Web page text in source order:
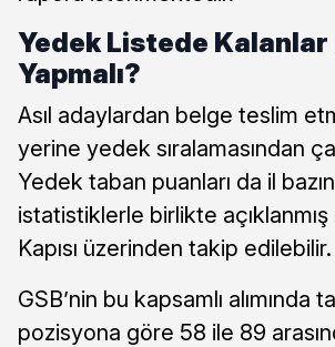
Yedek Listede Kalanlar
Yapmalı?
Asıl adaylardan belge teslim
yerine yedek sıralamasından
Yedek taban puanları da il
istatistiklerle birlikte
Kapısı üzerinden takip edilebilir.
GSB’nin bu kapsamlı alımında
pozisyona göre 58 ile 89